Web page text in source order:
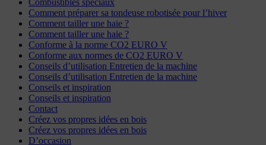
Combustibles spéciaux
Comment préparer sa tondeuse robotisée pour l’hiver
Comment tailler une haie ?
Comment tailler une haie ?
Conforme à la norme CO2 EURO V
Conforme aux normes de CO2 EURO V
Conseils d’utilisation Entretien de la machine
Conseils d’utilisation Entretien de la machine
Conseils et inspiration
Conseils et inspiration
Contact
Créez vos propres idées en bois
Créez vos propres idées en bois
D’occasion